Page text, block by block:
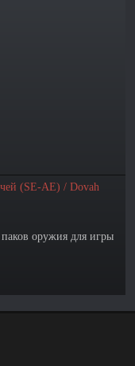
(SE-АЕ) / Dovah
оружия для игры